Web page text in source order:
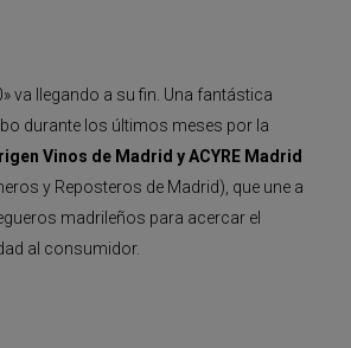
va llegando a su fin. Una fantástica
durante los últimos meses por la
Vinos de Madrid y ACYRE Madrid
y Reposteros de Madrid), que une a
madrileños para acercar el
al consumidor.